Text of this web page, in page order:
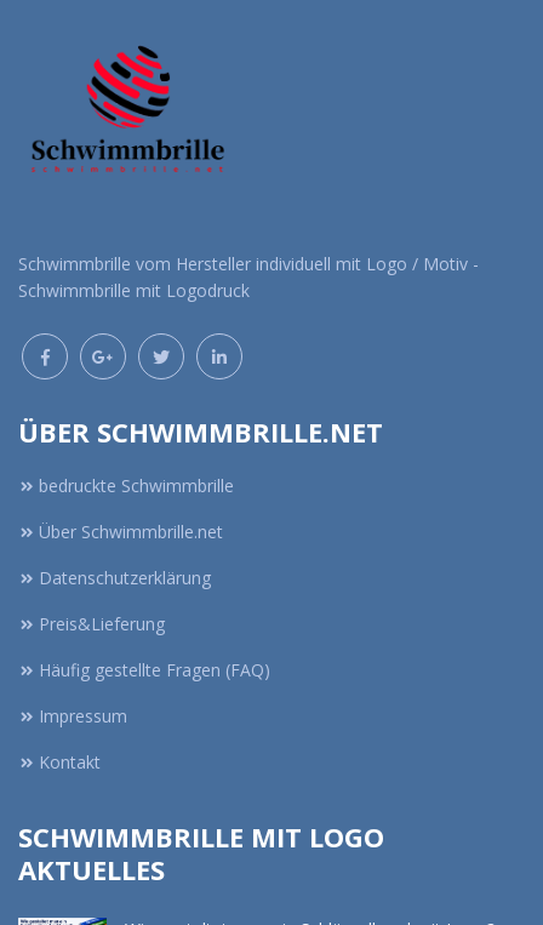
Schwimmbrille vom Hersteller individuell mit Logo / Motiv -
Schwimmbrille mit Logodruck
ÜBER SCHWIMMBRILLE.NET
bedruckte Schwimmbrille
Über Schwimmbrille.net
Datenschutzerklärung
Preis&Lieferung
Häufig gestellte Fragen (FAQ)
Impressum
Kontakt
SCHWIMMBRILLE MIT LOGO
AKTUELLES